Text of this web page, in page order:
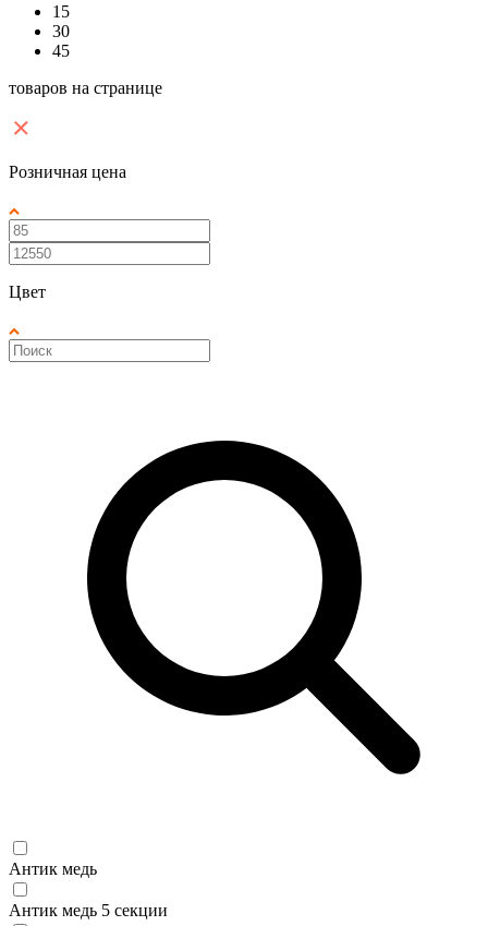
15
30
45
товаров на странице
Розничная цена
Цвет
Антик медь
Антик медь 5 секции